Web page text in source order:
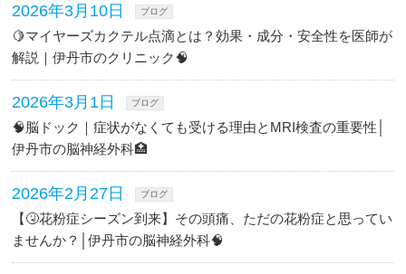
2026年3月10日 ブログ
🍋マイヤーズカクテル点滴とは？効果・成分・安全性を医師が
解説｜伊丹市のクリニック🧠
2026年3月1日 ブログ
🧠脳ドック｜症状がなくても受ける理由とMRI検査の重要性│
伊丹市の脳神経外科🏥
2026年2月27日 ブログ
【🤧花粉症シーズン到来】その頭痛、ただの花粉症と思ってい
ませんか？│伊丹市の脳神経外科🧠